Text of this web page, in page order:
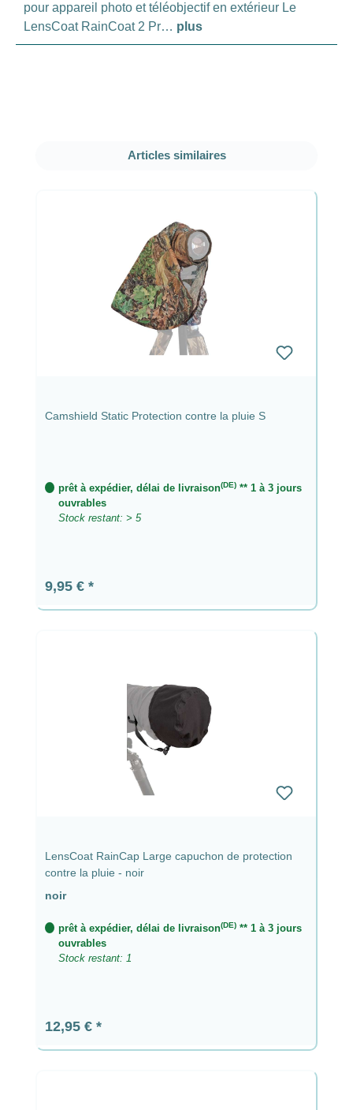
pour appareil photo et téléobjectif en extérieur Le
LensCoat RainCoat 2 Pr… plus
Ignorer la galerie de produits
Articles similaires
Camshield Static Protection contre la pluie S
prêt à expédier, délai de livraison(DE)** 1 à 3 jours
ouvrables
Stock restant: > 5
Prix régulier :
9,95 €
LensCoat RainCap Large capuchon de protection
contre la pluie - noir
noir
prêt à expédier, délai de livraison(DE)** 1 à 3 jours
ouvrables
Stock restant: 1
Prix régulier :
12,95 €